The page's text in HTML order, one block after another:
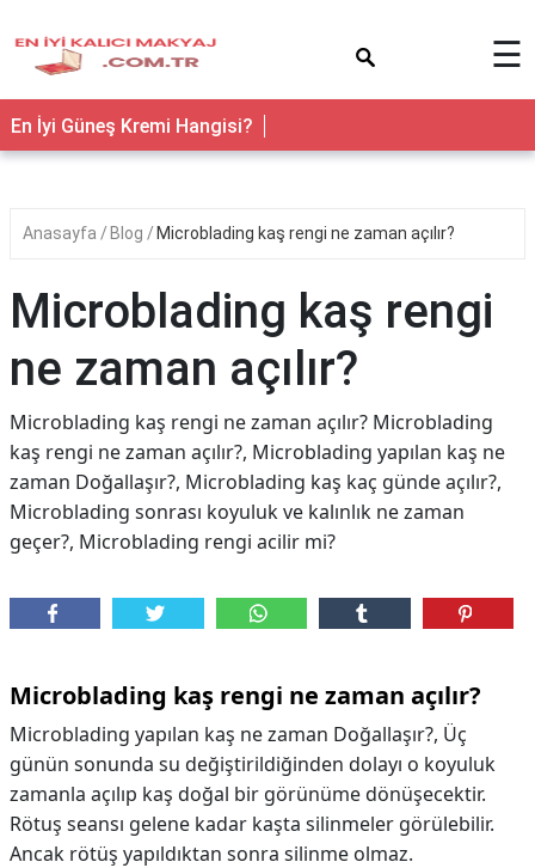
☰
En İyi Güneş Kremi Hangisi?
Anasayfa Blog Microblading kaş rengi ne zaman açılır?
Microblading kaş rengi
ne zaman açılır?
Microblading kaş rengi ne zaman açılır? Microblading
kaş rengi ne zaman açılır?, Microblading yapılan kaş ne
zaman Doğallaşır?, Microblading kaş kaç günde açılır?,
Microblading sonrası koyuluk ve kalınlık ne zaman
geçer?, Microblading rengi acilir mi?
Microblading kaş rengi ne zaman açılır?
Microblading yapılan kaş ne zaman Doğallaşır?, Üç
günün sonunda su değiştirildiğinden dolayı o koyuluk
zamanla açılıp kaş doğal bir görünüme dönüşecektir.
Rötuş seansı gelene kadar kaşta silinmeler görülebilir.
Ancak rötüş yapıldıktan sonra silinme olmaz.